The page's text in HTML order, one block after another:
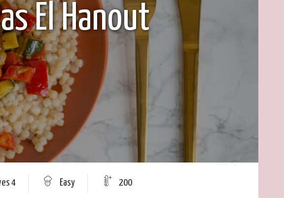
El Hanout
4 Easy 200